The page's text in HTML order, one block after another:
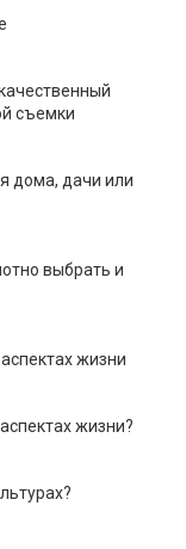
съемки
дома, дачи или
выбрать и
жизни
жизни?